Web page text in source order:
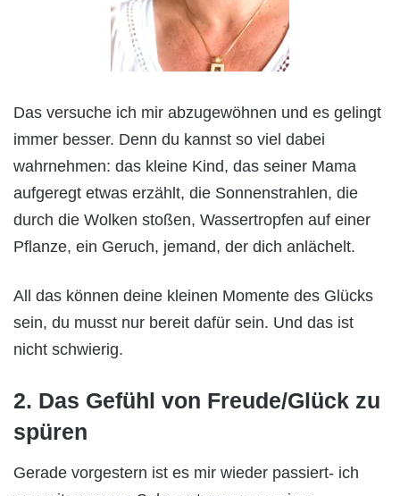
Das versuche ich mir abzugewöhnen und es gelingt
immer besser. Denn du kannst so viel dabei
wahrnehmen: das kleine Kind, das seiner Mama
aufgeregt etwas erzählt, die Sonnenstrahlen, die
durch die Wolken stoßen, Wassertropfen auf einer
Pflanze, ein Geruch, jemand, der dich anlächelt.
All das können deine kleinen Momente des Glücks
sein, du musst nur bereit dafür sein. Und das ist
nicht schwierig.
2. Das Gefühl von Freude/Glück zu
spüren
Gerade vorgestern ist es mir wieder passiert- ich